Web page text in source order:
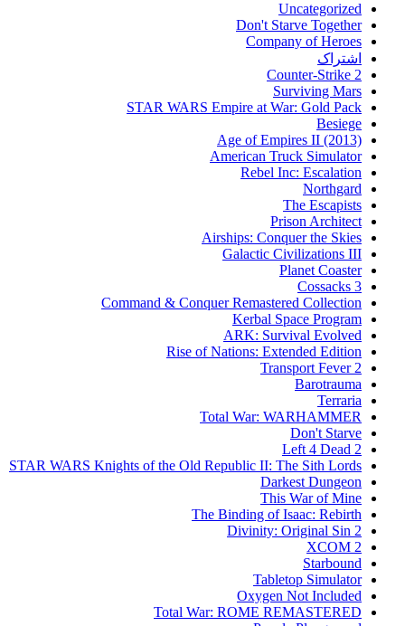
Uncategorized
Don't Starve Together
Company of Heroes
اشتراک
Counter-Strike 2
Surviving Mars
STAR WARS Empire at War: Gold Pack
Besiege
Age of Empires II (2013)
American Truck Simulator
Rebel Inc: Escalation
Northgard
The Escapists
Prison Architect
Airships: Conquer the Skies
Galactic Civilizations III
Planet Coaster
Cossacks 3
Command & Conquer Remastered Collection
Kerbal Space Program
ARK: Survival Evolved
Rise of Nations: Extended Edition
Transport Fever 2
Barotrauma
Terraria
Total War: WARHAMMER
Don't Starve
Left 4 Dead 2
STAR WARS Knights of the Old Republic II: The Sith Lords
Darkest Dungeon
This War of Mine
The Binding of Isaac: Rebirth
Divinity: Original Sin 2
XCOM 2
Starbound
Tabletop Simulator
Oxygen Not Included
Total War: ROME REMASTERED